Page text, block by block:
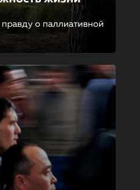
о паллиативной